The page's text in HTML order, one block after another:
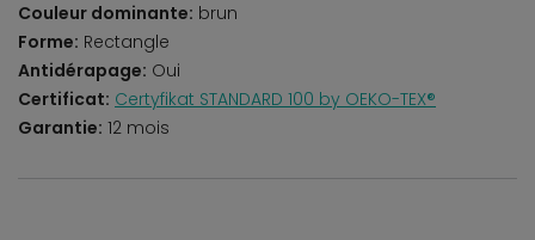
Couleur dominante: brun
Forme: Rectangle
Antidérapage: Oui
Certificat: Certyfikat STANDARD 100 by OEKO-TEX®
Garantie: 12 mois